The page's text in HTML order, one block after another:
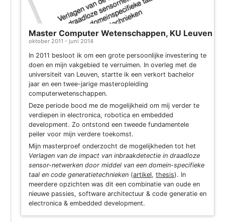
Master Computer Wetenschappen, KU Leuven
oktober 2011 - juni 2014
In 2011 besloot ik om een grote persoonlijke investering te
doen en mijn vakgebied te verruimen. In overleg met de
universiteit van Leuven, startte ik een verkort bachelor
jaar en een twee-jarige masteropleiding
computerwetenschappen.
Deze periode bood me de mogelijkheid om mij verder te
verdiepen in electronica, robotica en embedded
development. Zo ontstond een tweede fundamentele
peiler voor mijn verdere toekomst.
Mijn masterproef onderzocht de mogelijkheden tot het
Verlagen van de impact van inbraakdetectie in draadloze
sensor-netwerken door middel van een domein-specifieke
taal en code generatietechnieken (artikel, thesis). In
meerdere opzichten was dit een combinatie van oude en
nieuwe passies, software architectuur & code generatie en
electronica & embedded development.